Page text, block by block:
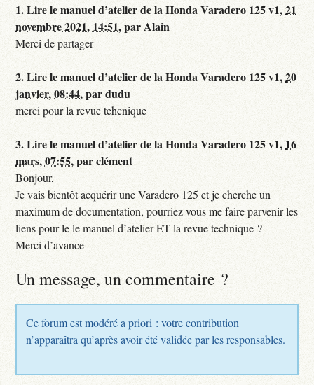
1.Lire le manuel d’atelier de la Honda Varadero 125 v1,21
novembre 2021, 14:51,parAlain
Merci de partager
2.Lire le manuel d’atelier de la Honda Varadero 125 v1,20
janvier, 08:44,pardudu
merci pour la revue tehcnique
3.Lire le manuel d’atelier de la Honda Varadero 125 v1, 16
mars, 07:55,parclément
Bonjour,
Je vais bientôt acquérir une Varadero 125 et je cherche un
maximum de documentation, pourriez vous me faire parvenir les
liens pour le le manuel d’atelier ET la revue technique ?
Merci d’avance
Un message, un commentaire ?
Ce forum est modéré a priori : votre contribution
n’apparaîtra qu’après avoir été validée par les responsables.